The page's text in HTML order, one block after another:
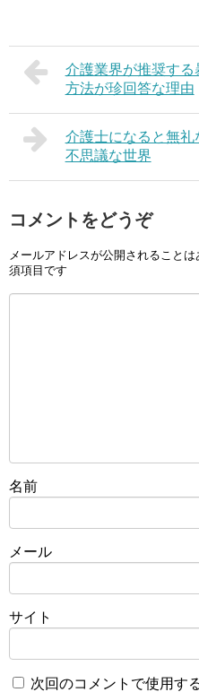
介護業界が推奨す
方法が珍回答な理由
介護士になると無
不思議な世界
コメントをどうぞ
メールアドレスが公開されることは
須項目です
名前
メール
サイト
次回のコメントで使用す